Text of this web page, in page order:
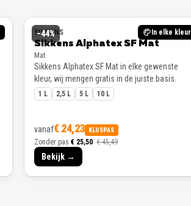
−44% In elke kleur
SIKKENS
Sikkens Alphatex SF Mat
Mat
Sikkens Alphatex SF Mat in elke gewenste
kleur, wij mengen gratis in de juiste basis.
1 L 2,5 L 5 L 10 L
vanaf€ 24,23 KLUSPAS
Zonder pas € 25,50 € 45,49
Bekijk →